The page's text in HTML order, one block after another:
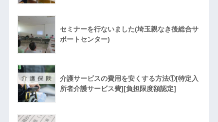
セミナーを行ないました(埼玉親なき後総合サ
ポートセンター)
介護サービスの費用を安くする方法①[特定入
所者介護サービス費][負担限度額認定]